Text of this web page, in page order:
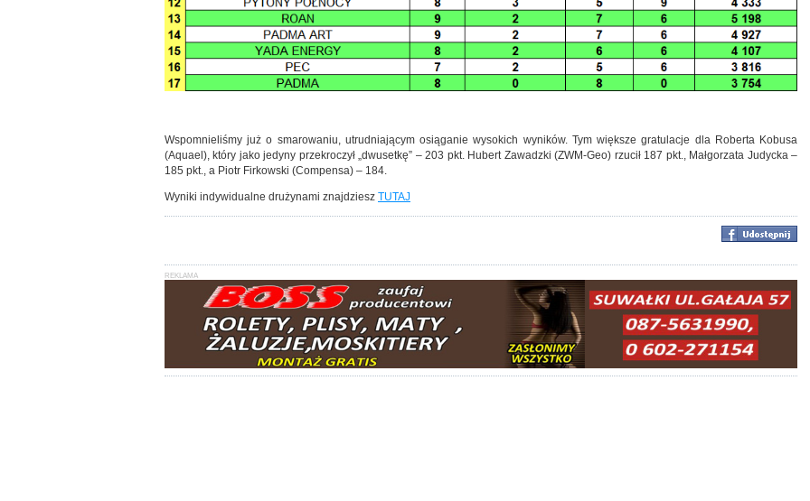
Wspomnieliśmy już o smarowaniu, utrudniającym osiąganie wysokich wyników. Tym większe gratulacje dla Roberta Kobusa
(Aquael), który jako jedyny przekroczył „dwusetkę” – 203 pkt. Hubert Zawadzki (ZWM-Geo) rzucił 187 pkt., Małgorzata Judycka –
185 pkt., a Piotr Firkowski (Compensa) – 184.
Wyniki indywidualne drużynami znajdziesz TUTAJ